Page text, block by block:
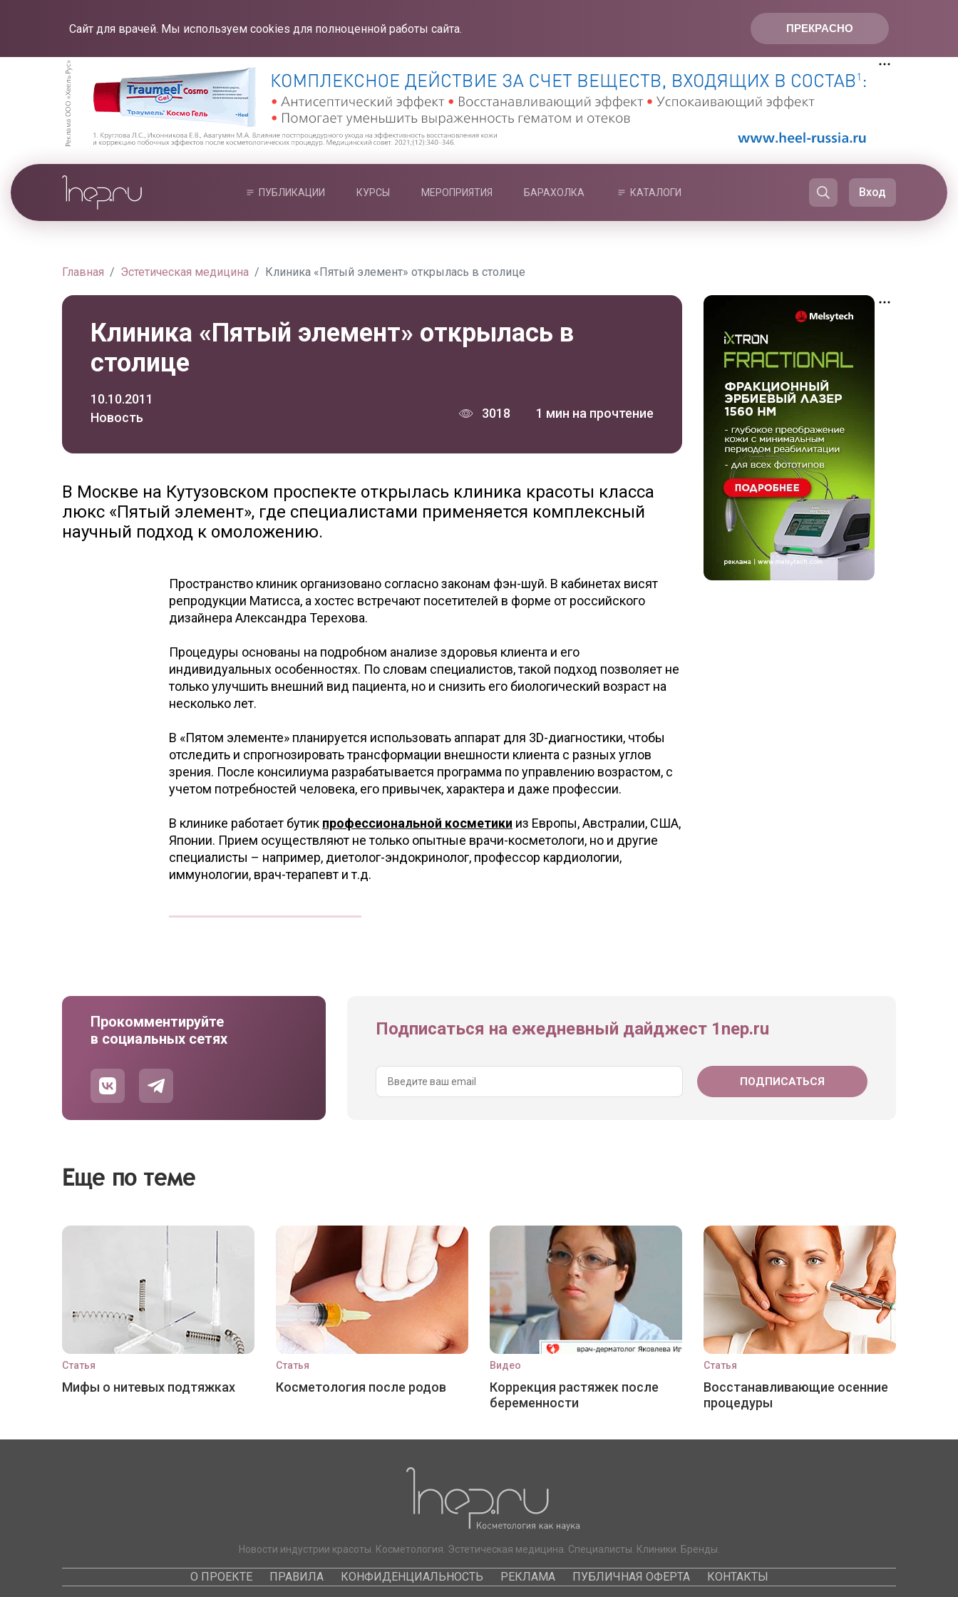
ПРЕКРАСНО
Сайт для врачей. Мы используем cookies для полноценной работы сайта.
ПУБЛИКАЦИИ КУРСЫ МЕРОПРИЯТИЯ БАРАХОЛКА КАТАЛОГИ Вход
Главная Эстетическая медицина Клиника «Пятый элемент» открылась в столице
Клиника «Пятый элемент» открылась в
столице
10.10.2011
Новость
3018 1 мин на прочтение
В Москве на Кутузовском проспекте открылась клиника красоты класса
люкс «Пятый элемент», где специалистами применяется комплексный
научный подход к омоложению.
Пространство клиник организовано согласно законам фэн-шуй. В кабинетах висят
репродукции Матисса, а хостес встречают посетителей в форме от российского
дизайнера Александра Терехова.
Процедуры основаны на подробном анализе здоровья клиента и его
индивидуальных особенностях. По словам специалистов, такой подход позволяет не
только улучшить внешний вид пациента, но и снизить его биологический возраст на
несколько лет.
В «Пятом элементе» планируется использовать аппарат для 3D-диагностики, чтобы
отследить и спрогнозировать трансформации внешности клиента с разных углов
зрения. После консилиума разрабатывается программа по управлению возрастом, с
учетом потребностей человека, его привычек, характера и даже профессии.
В клинике работает бутик профессиональной косметики из Европы, Австралии, США,
Японии. Прием осуществляют не только опытные врачи-косметологи, но и другие
специалисты – например, диетолог-эндокринолог, профессор кардиологии,
иммунологии, врач-терапевт и т.д.
Прокомментируйте
в социальных сетях
Подписаться на ежедневный дайджест 1nep.ru
Еще по теме
Статья
Мифы о нитевых подтяжках
Статья
Косметология после родов
Видео
Коррекция растяжек после
беременности
Статья
Восстанавливающие осенние
процедуры
Новости индустрии красоты. Косметология. Эстетическая медицина. Специалисты. Клиники. Бренды.
О ПРОЕКТЕ ПРАВИЛА КОНФИДЕНЦИАЛЬНОСТЬ РЕКЛАМА ПУБЛИЧНАЯ ОФЕРТА КОНТАКТЫ